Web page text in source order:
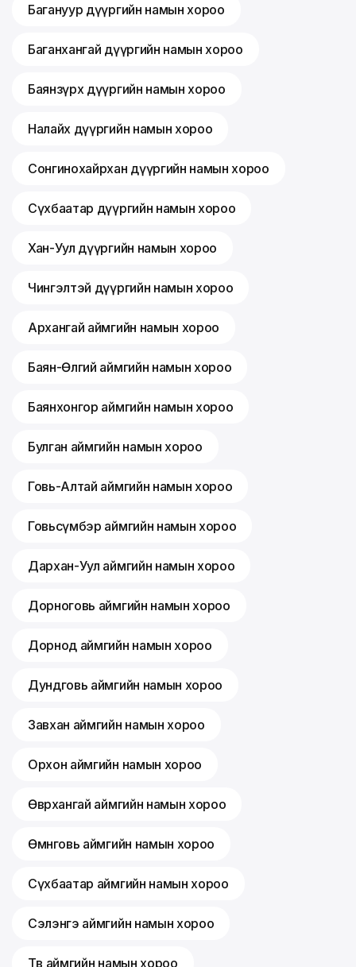
Багануур дүүргийн намын хороо
Баганхангай дүүргийн намын хороо
Баянзүрх дүүргийн намын хороо
Налайх дүүргийн намын хороо
Сонгинохайрхан дүүргийн намын хороо
Сүхбаатар дүүргийн намын хороо
Хан-Уул дүүргийн намын хороо
Чингэлтэй дүүргийн намын хороо
Архангай аймгийн намын хороо
Баян-Өлгий аймгийн намын хороо
Баянхонгор аймгийн намын хороо
Булган аймгийн намын хороо
Говь-Алтай аймгийн намын хороо
Говьсүмбэр аймгийн намын хороо
Дархан-Уул аймгийн намын хороо
Дорноговь аймгийн намын хороо
Дорнод аймгийн намын хороо
Дундговь аймгийн намын хороо
Завхан аймгийн намын хороо
Орхон аймгийн намын хороо
Өвөрхангай аймгийн намын хороо
Өмнөговь аймгийн намын хороо
Сүхбаатар аймгийн намын хороо
Сэлэнгэ аймгийн намын хороо
Төв аймгийн намын хороо